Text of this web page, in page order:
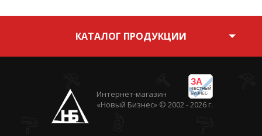
КАТАЛОГ ПРОДУКЦИИ
ЗА
ЧЕСТНЫЙ
БИЗНЕС
Интернет-магазин
«Новый Бизнес» © 2002 - 2026 г.